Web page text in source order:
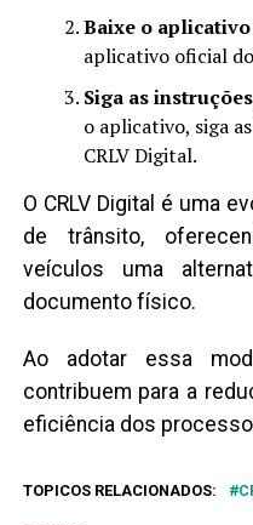
Baixe o
aplicativo oficial
Siga as
o aplicativo, siga
CRLV Digital.
O CRLV Digital é uma
de trânsito,
veículos uma
documento físico.
Ao adotar essa
contribuem para a
eficiência dos
TOPICOS RELACIONADOS: